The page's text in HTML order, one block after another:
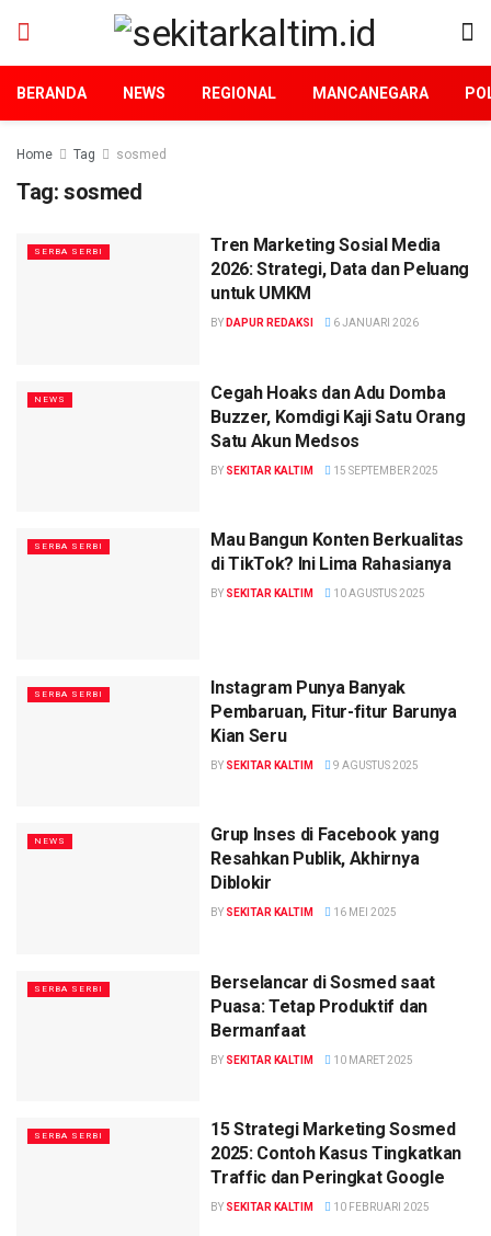
BERANDA NEWS REGIONAL MANCANEGARA
Home Tag sosmed
Tag: sosmed
SERBA SERBI
Tren Marketing Sosial Media
2026: Strategi, Data dan Peluang
untuk UMKM
BY DAPUR REDAKSI 6 JANUARI 2026
NEWS
Cegah Hoaks dan Adu Domba
Buzzer, Komdigi Kaji Satu Orang
Satu Akun Medsos
BY SEKITAR KALTIM 15 SEPTEMBER 2025
SERBA SERBI
Mau Bangun Konten Berkualitas
di TikTok? Ini Lima Rahasianya
BY SEKITAR KALTIM 10 AGUSTUS 2025
SERBA SERBI
Instagram Punya Banyak
Pembaruan, Fitur-fitur Barunya
Kian Seru
BY SEKITAR KALTIM 9 AGUSTUS 2025
NEWS
Grup Inses di Facebook yang
Resahkan Publik, Akhirnya
Diblokir
BY SEKITAR KALTIM 16 MEI 2025
SERBA SERBI
Berselancar di Sosmed saat
Puasa: Tetap Produktif dan
Bermanfaat
BY SEKITAR KALTIM 10 MARET 2025
SERBA SERBI
15 Strategi Marketing Sosmed
2025: Contoh Kasus Tingkatkan
Traffic dan Peringkat Google
BY SEKITAR KALTIM 10 FEBRUARI 2025